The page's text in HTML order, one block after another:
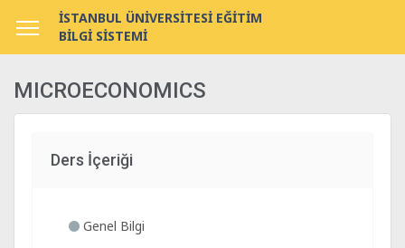
İSTANBUL ÜNİVERSİTESİ EĞİTİM
BİLGİ SİSTEMİ
MICROECONOMICS
Ders İçeriği
Genel Bilgi